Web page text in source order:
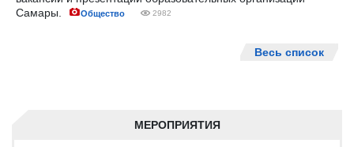
МЕРОПРИЯТИЯ
Самары.
Общество 2982
Весь список